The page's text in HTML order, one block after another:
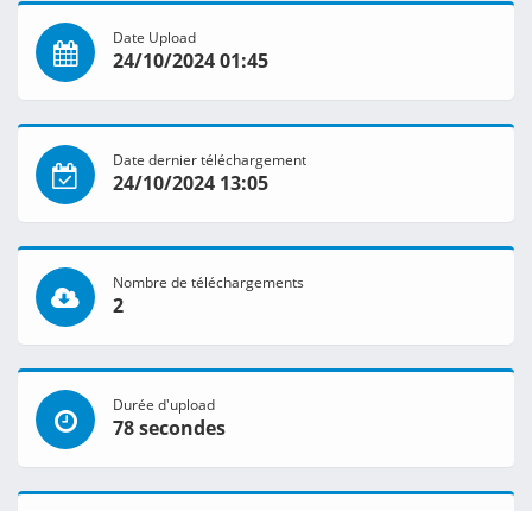
Date Upload
24/10/2024 01:45
Date dernier téléchargement
24/10/2024 13:05
Nombre de téléchargements
2
Durée d'upload
78 secondes